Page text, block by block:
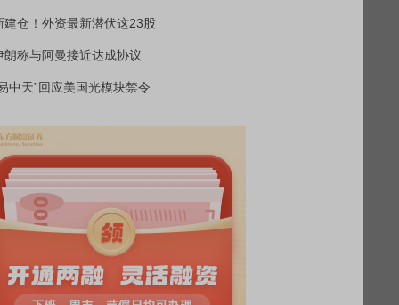
建仓！外资最新潜伏这23股
朗称与阿曼接近达成协议
中天”回应美国光模块禁令